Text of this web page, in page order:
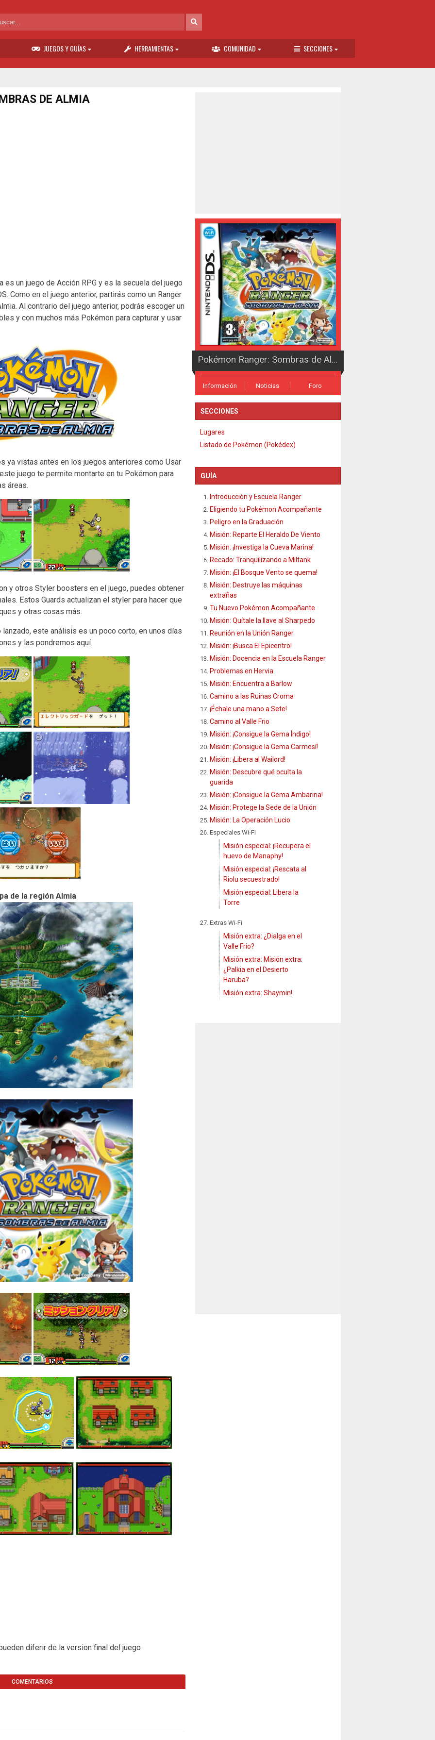
JUEGOS Y GUÍAS HERRAMIENTAS COMUNIDAD SECCIONES
DE ALMIA
es un juego de Acción RPG y es la secuela del juego
Como en el juego anterior, partirás como un Ranger
Al contrario del juego anterior, podrás escoger un
y con muchos más Pokémon para capturar y usar
ya vistas antes en los juegos anteriores como Usar
juego te permite montarte en tu Pokémon para
áreas.
y otros Styler boosters en el juego, puedes obtener
Estos Guards actualizan el styler para hacer que
y otras cosas más.
este análisis es un poco corto, en unos días
y las pondremos aquí.
de la región Almia
diferir de la version final del juego
COMENTARIOS
Pokémon Ranger: Sombras de Almia
Información Noticias Foro
SECCIONES
Lugares
Listado de Pokémon (Pokédex)
GUÍA
Introducción y Escuela Ranger
Eligiendo tu Pokémon Acompañante
Peligro en la Graduación
Misión: Reparte El Heraldo De Viento
Misión: ¡Investiga la Cueva Marina!
Recado: Tranquilizando a Miltank
Misión: ¡El Bosque Vento se quema!
Misión: Destruye las máquinas
extrañas
Tu Nuevo Pokémon Acompañante
Misión: Quítale la llave al Sharpedo
Reunión en la Unión Ranger
Misión: ¡Busca El Epicentro!
Misión: Docencia en la Escuela Ranger
Problemas en Hervia
Misión: Encuentra a Barlow
Camino a las Ruinas Croma
¡Échale una mano a Sete!
Camino al Valle Frio
Misión: ¡Consigue la Gema Índigo!
Misión: ¡Consigue la Gema Carmesí!
Misión: ¡Libera al Wailord!
Misión: Descubre qué oculta la
guarida
Misión: ¡Consigue la Gema Ambarina!
Misión: Protege la Sede de la Unión
Misión: La Operación Lucio
Especiales Wi-Fi
Misión especial: ¡Recupera el
huevo de Manaphy!
Misión especial: ¡Rescata al
Riolu secuestrado!
Misión especial: Libera la
Torre
Extras Wi-Fi
Misión extra: ¿Dialga en el
Valle Frio?
Misión extra: Misión extra:
¿Palkia en el Desierto
Haruba?
Misión extra: Shaymin!